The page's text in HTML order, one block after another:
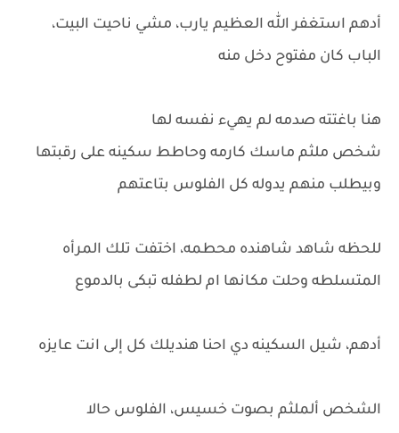
أدهم استغفر الله العظيم يارب، مشي ناحيت البيت،
الباب كان مفتوح دخل منه
هنا باغتته صدمه لم يهيء نفسه لها
شخص ملثم ماسك كارمه وحاطط سكينه على رقبتها
وبيطلب منهم يدوله كل الفلوس بتاعتهم
للحظه شاهد شاهنده محطمه، اختفت تلك المرأه
المتسلطه وحلت مكانها ام لطفله تبكى بالدموع
أدهم، شيل السكينه دي احنا هنديلك كل إلى انت عايزه
الشخص ألملثم بصوت خسيس، الفلوس حالا